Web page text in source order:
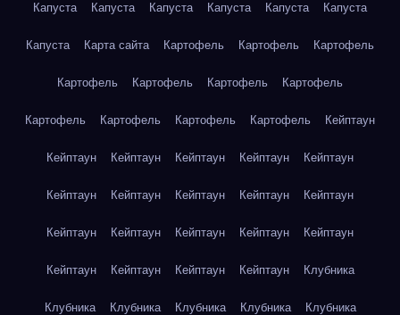
Капуста Капуста Капуста Капуста Капуста Капуста
Капуста Карта сайта Картофель Картофель Картофель
Картофель Картофель Картофель Картофель
Картофель Картофель Картофель Картофель Кейптаун
Кейптаун Кейптаун Кейптаун Кейптаун Кейптаун
Кейптаун Кейптаун Кейптаун Кейптаун Кейптаун
Кейптаун Кейптаун Кейптаун Кейптаун Кейптаун
Кейптаун Кейптаун Кейптаун Кейптаун Клубника
Клубника Клубника Клубника Клубника Клубника